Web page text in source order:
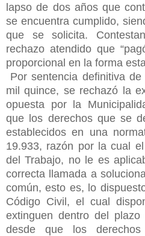
lapso de dos años que
se encuentra cumplido,
que se solicita.
rechazo atendido que
proporcional en la forma
Por sentencia definitiva
mil quince, se rechazó la
opuesta por la
que los derechos que se
establecidos en una
19.933, razón por la cual
del Trabajo, no le es
correcta llamada a
común, esto es, lo
Código Civil, el cual
extinguen dentro del
desde que los